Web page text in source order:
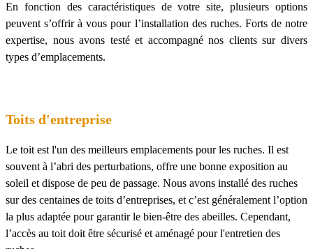
En fonction des caractéristiques de votre site, plusieurs options
peuvent s’offrir à vous pour l’installation des ruches. Forts de notre
expertise, nous avons testé et accompagné nos clients sur divers
types d’emplacements.
Toits d'entreprise
Le toit est l'un des meilleurs emplacements pour les ruches. Il est
souvent à l’abri des perturbations, offre une bonne exposition au
soleil et dispose de peu de passage. Nous avons installé des ruches
sur des centaines de toits d’entreprises, et c’est généralement l’option
la plus adaptée pour garantir le bien-être des abeilles. Cependant,
l’accès au toit doit être sécurisé et aménagé pour l'entretien des